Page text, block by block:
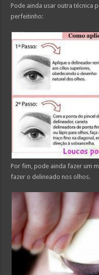
Pode ainda usar outra técnica
perfeitinho:
Por fim, pode ainda fazer um
fazer o delineado nos olhos.